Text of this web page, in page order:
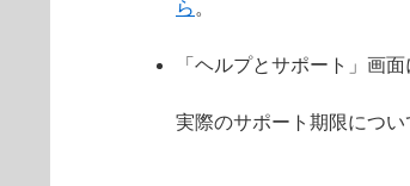
ら 。
「ヘルプとサポート」画
実際のサポート期限につい